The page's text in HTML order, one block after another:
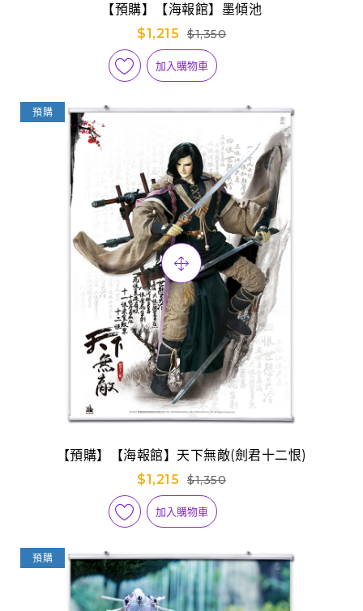
【預購】【海報館】墨傾池
$1,215
$1,350
加入購物車
預購
【預購】【海報館】天下無敵(劍君十二恨)
$1,215
$1,350
加入購物車
預購